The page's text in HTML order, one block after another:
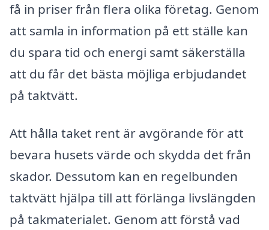
få in priser från flera olika företag. Genom
att samla in information på ett ställe kan
du spara tid och energi samt säkerställa
att du får det bästa möjliga erbjudandet
på taktvätt.
Att hålla taket rent är avgörande för att
bevara husets värde och skydda det från
skador. Dessutom kan en regelbunden
taktvätt hjälpa till att förlänga livslängden
på takmaterialet. Genom att förstå vad